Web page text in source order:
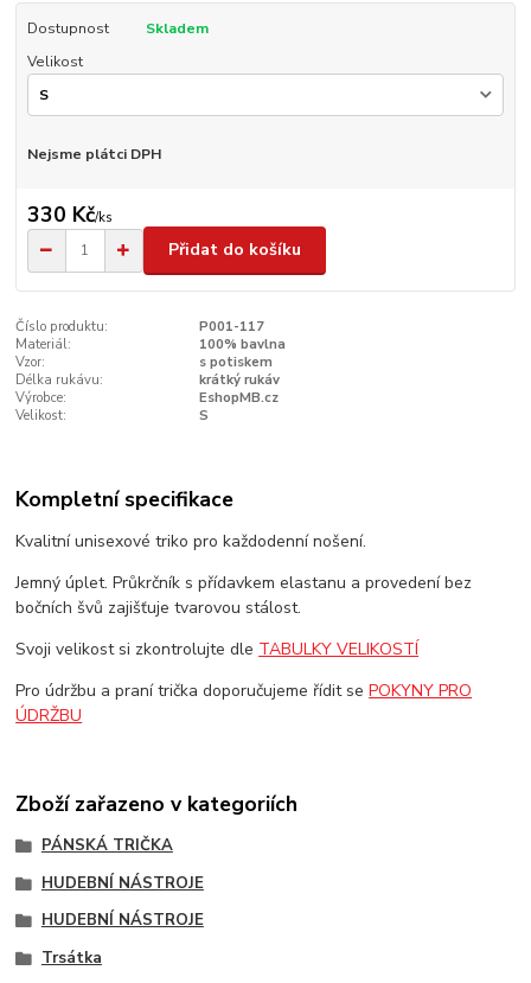
Dostupnost
Skladem
Velikost
Nejsme plátci DPH
330 Kč/ks
Přidat do košíku
Číslo produktu:
P001-117
Materiál:
100% bavlna
Vzor:
s potiskem
Délka rukávu:
krátký rukáv
Výrobce:
EshopMB.cz
Velikost:
S
Kompletní specifikace
Kvalitní unisexové triko pro každodenní nošení.
Jemný úplet. Průkrčník s přídavkem elastanu a provedení bez
bočních švů zajišťuje tvarovou stálost.
Svoji velikost si zkontrolujte dle TABULKY VELIKOSTÍ
Pro údržbu a praní trička doporučujeme řídit sePOKYNY PRO
ÚDRŽBU
Zboží zařazeno v kategoriích
PÁNSKÁ TRIČKA
HUDEBNÍ NÁSTROJE
HUDEBNÍ NÁSTROJE
Trsátka